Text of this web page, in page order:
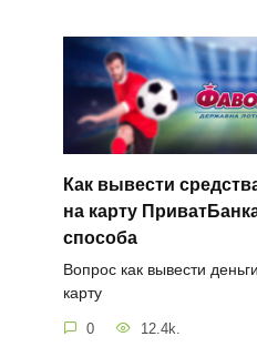
Как вывести
на карту
способа
Вопрос как вывести
карту
0 12.4k.